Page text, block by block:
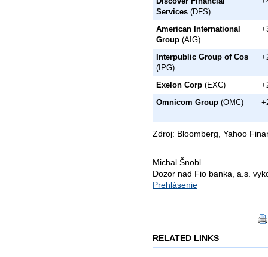
Services (DFS)
American International
Group (AIG)
Interpublic Group of Cos
(IPG)
Exelon Corp (EXC)
Omnicom Group (OMC)
Zdroj: Bloomberg, Yahoo
Michal Šnobl
Dozor nad Fio banka, a.s.
Prehlásenie
RELATED LINKS